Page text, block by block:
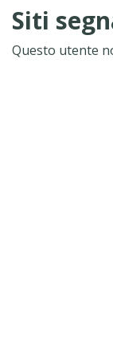
Siti
Questo utente